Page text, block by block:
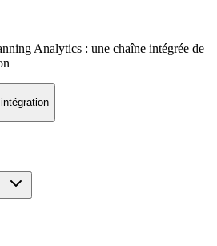
Analytics : une chaîne intégrée de